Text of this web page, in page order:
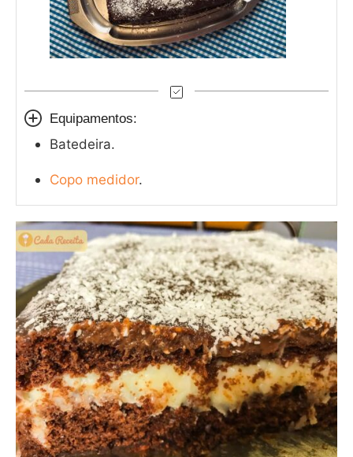
Equipamentos:
Batedeira.
Copo medidor.